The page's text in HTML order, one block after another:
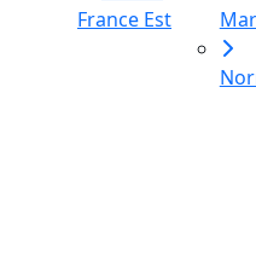
France Est